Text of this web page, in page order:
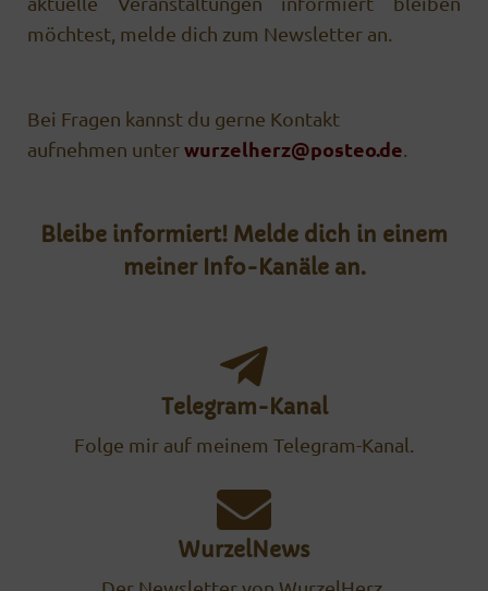
möchtest, melde dich zum Newsletter an.
Bei Fragen kannst du gerne Kontakt
aufnehmen unterwurzelherz@posteo.de
Bleibe informiert! Melde dich in einem
meiner Info-Kanäle an.
Telegram-Kanal
Folge mir auf meinem Telegram-Kanal.
WurzelNews